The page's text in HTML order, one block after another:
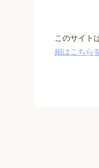
このサイト
細はこちら